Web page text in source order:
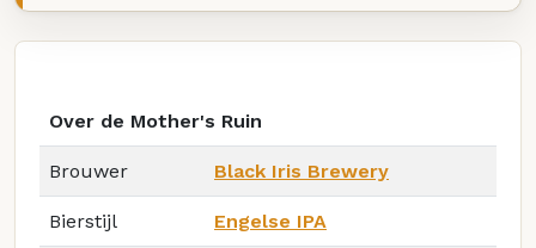
Over de Mother's Ruin
Brouwer Black Iris Brewery
Bierstijl Engelse IPA